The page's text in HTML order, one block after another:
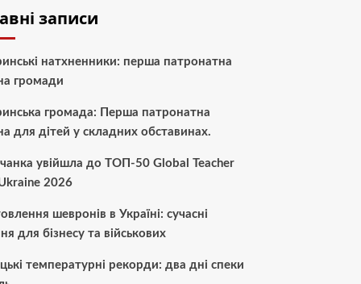
записи
натхненники: перша патронатна
громади
громада: Перша патронатна
для дітей у складних обставинах.
увійшла до ТОП-50 Global Teacher
2026
шевронів в Україні: сучасні
для бізнесу та військових
температурні рекорди: два дні спеки